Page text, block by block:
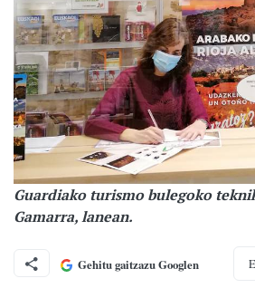
Guardiako turismo bulegoko
Gamarra, lanean.
Gehitu gaitzazu Googlen